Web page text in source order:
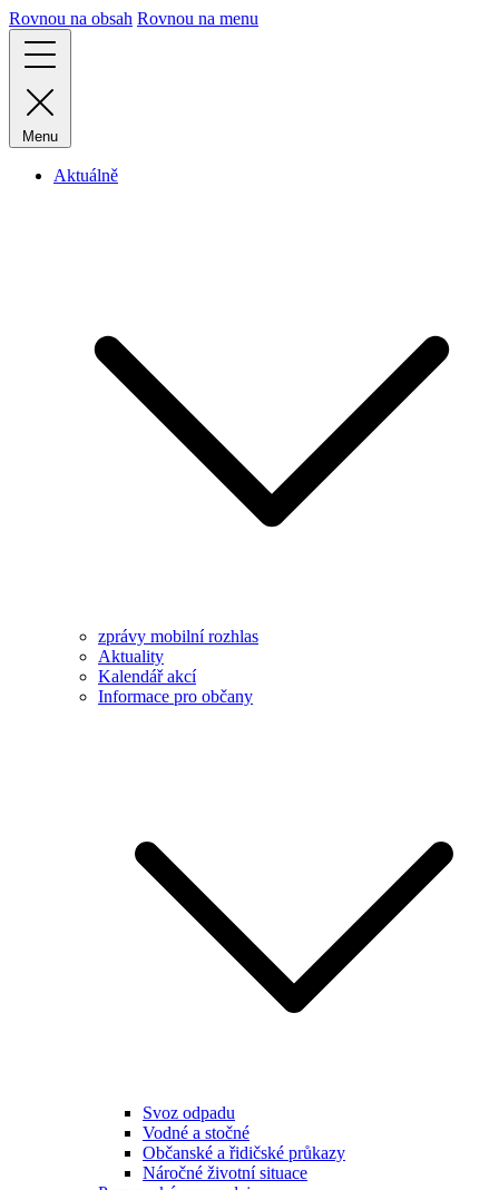
Rovnou na obsah Rovnou na menu
Menu
Aktuálně
zprávy mobilní rozhlas
Aktuality
Kalendář akcí
Informace pro občany
Svoz odpadu
Vodné a stočné
Občanské a řidičské průkazy
Náročné životní situace